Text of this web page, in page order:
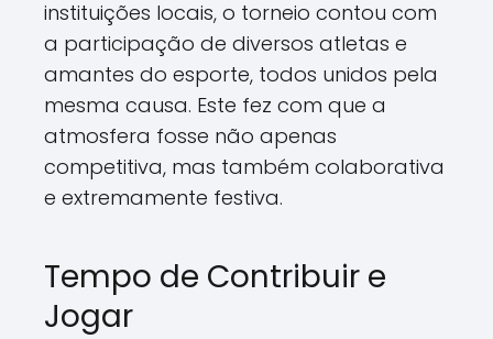
instituições locais, o torneio contou com
a participação de diversos atletas e
amantes do esporte, todos unidos pela
mesma causa. Este fez com que a
atmosfera fosse não apenas
competitiva, mas também colaborativa
e extremamente festiva.
Tempo de Contribuir e
Jogar